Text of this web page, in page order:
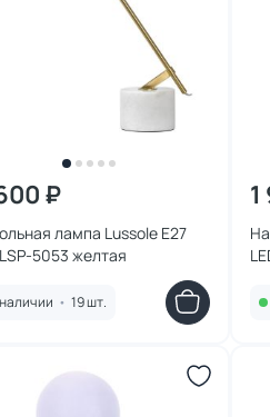
₽
лампа Lussole E27
5053 желтая
• 19 шт.